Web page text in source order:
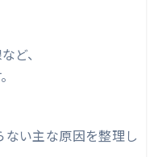
解消する
ルにする
明確にする
分ける
の積み重ね
ど、
い主な原因を整理し